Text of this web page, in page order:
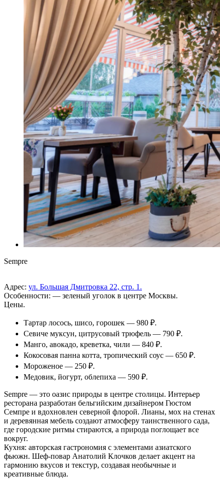
Sempre
Адрес: ул. Большая Дмитровка 22, стр. 1.
Особенности: — зеленый уголок в центре Москвы.
Цены.
Тартар лосось, шисо, горошек — 980 ₽.
Севиче муксун, цитрусовый трюфель — 790 ₽.
Манго, авокадо, креветка, чили — 840 ₽.
Кокосовая панна котта, тропический соус — 650 ₽.
Мороженое — 250 ₽.
Медовик, йогурт, облепиха — 590 ₽.
Sempre — это оазис природы в центре столицы. Интерьер
ресторана разработан бельгийским дизайнером Гюстом
Семпре и вдохновлен северной флорой. Лианы, мох на стенах
и деревянная мебель создают атмосферу таинственного сада,
где городские ритмы стираются, а природа поглощает все
вокруг.
Кухня: авторская гастрономия с элементами азиатского
фьюжн. Шеф-повар Анатолий Клочков делает акцент на
гармонию вкусов и текстур, создавая необычные и
креативные блюда.